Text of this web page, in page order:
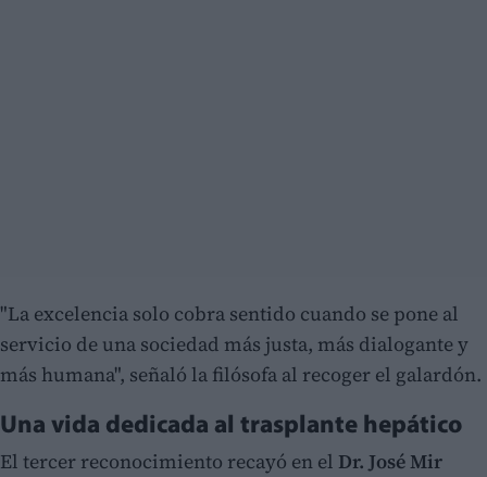
"La excelencia solo cobra sentido cuando se pone al
servicio de una sociedad más justa, más dialogante y
más humana", señaló la filósofa al recoger el galardón.
Una vida dedicada al trasplante hepático
El tercer reconocimiento recayó en el Dr. José Mir